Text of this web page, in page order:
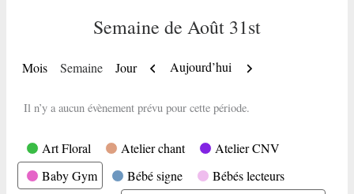
Semaine de Août 31st
Mois Semaine Jour Précédent
Aujourd’hui Suivant
Il n’y a aucun évènement prévu pour cette période.
Catégories
Art Floral Atelier chant
Atelier CNV
Baby Gym
Bébé signe
Bébés lecteurs